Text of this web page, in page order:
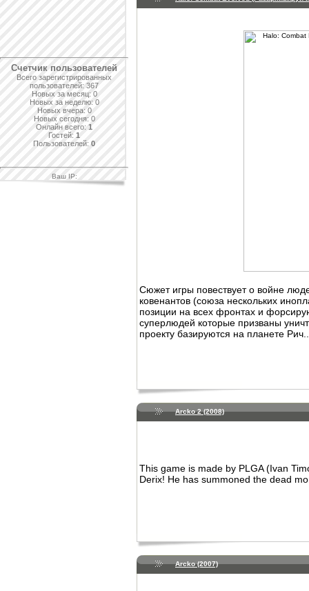
Счетчик пользователей
Всего зарегистрированных
пользователей: 367
Новых за месяц: 0
Новых за неделю: 0
Новых вчера: 0
Новых сегодня: 0
Онлайн всего: 1
Гостей: 1
Пользователей: 0
Ваш IP:
Сюжет игры повествует о войне
ковенантов (союза нескольких
позиции на всех фронтах и
суперлюдей которые призваны
проекту базируются на планете
Arcko 2 (2008)
This game is made by PLGA (Ivan
Derix! He has summoned the dead
Arcko (2007)